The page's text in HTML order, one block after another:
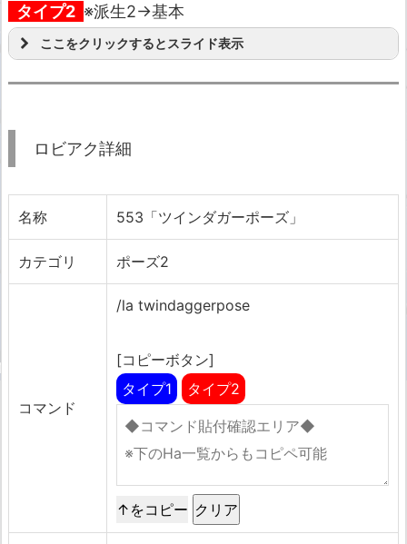
タイプ2 ※派生2→基本
ここをクリックするとスライド表示
ロビアク詳細
名称 553「ツインダガーポーズ」
カテゴリ ポーズ2
コマンド
/la twindaggerpose
[コピーボタン]
タイプ1
タイプ2
↑をコピー